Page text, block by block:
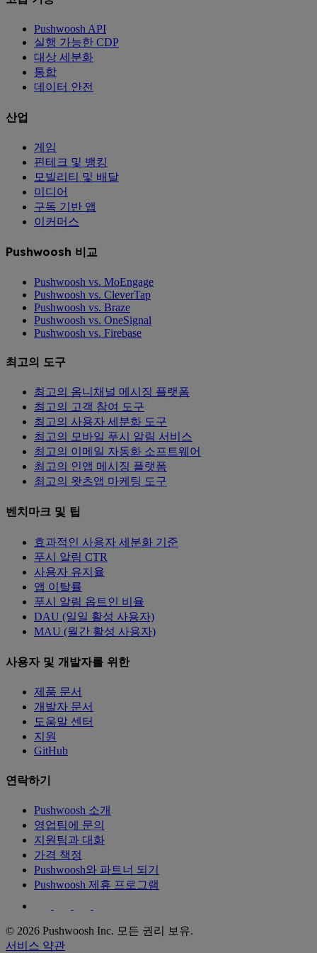
Pushwoosh API
실행 가능한 CDP
대상 세분화
통합
데이터 안전
산업
게임
핀테크 및 뱅킹
모빌리티 및 배달
미디어
구독 기반 앱
이커머스
Pushwoosh 비교
Pushwoosh vs. MoEngage
Pushwoosh vs. CleverTap
Pushwoosh vs. Braze
Pushwoosh vs. OneSignal
Pushwoosh vs. Firebase
최고의 도구
최고의 옴니채널 메시징 플랫폼
최고의 고객 참여 도구
최고의 사용자 세분화 도구
최고의 모바일 푸시 알림 서비스
최고의 이메일 자동화 소프트웨어
최고의 인앱 메시징 플랫폼
최고의 왓츠앱 마케팅 도구
벤치마크 및 팁
효과적인 사용자 세분화 기준
푸시 알림 CTR
사용자 유지율
앱 이탈률
푸시 알림 옵트인 비율
DAU (일일 활성 사용자)
MAU (월간 활성 사용자)
사용자 및 개발자를 위한
제품 문서
개발자 문서
도움말 센터
지원
GitHub
연락하기
Pushwoosh 소개
영업팀에 문의
지원팀과 대화
가격 책정
Pushwoosh와 파트너 되기
Pushwoosh 제휴 프로그램
© 2026 Pushwoosh Inc. 모든 권리 보유.
서비스 약관